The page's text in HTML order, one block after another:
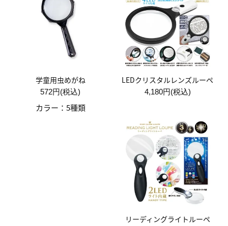
学童用虫めがね
572円(税込)
カラー：5種類
LEDクリスタルレンズルーペ
4,180円(税込)
リーディングライトルーペ